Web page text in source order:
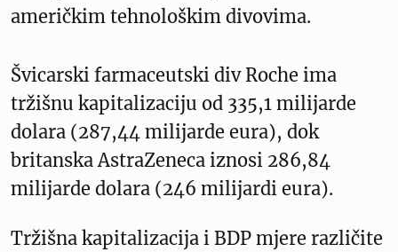
američkim tehnološkim divovima.
Švicarski farmaceutski div Roche ima
tržišnu kapitalizaciju od 335,1 milijarde
dolara (287,44 milijarde eura), dok
britanska AstraZeneca iznosi 286,84
milijarde dolara (246 milijardi eura).
Tržišna kapitalizacija i BDP mjere različite